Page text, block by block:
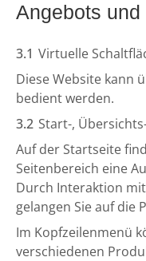
Angebots
3.1 Virtuelle
Diese Website kann
bedient werden.
3.2 Start-,
Auf der Startseite
Seitenbereich eine
Durch Interaktion
gelangen Sie auf die
Im Kopfzeilenmenü
verschiedenen